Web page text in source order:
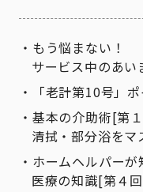
もう悩まない！
サービス中のあ
「老計第10号」
基本の介助術[第
清拭・部分浴をマ
ホームヘルパーが
医療の知識[第４